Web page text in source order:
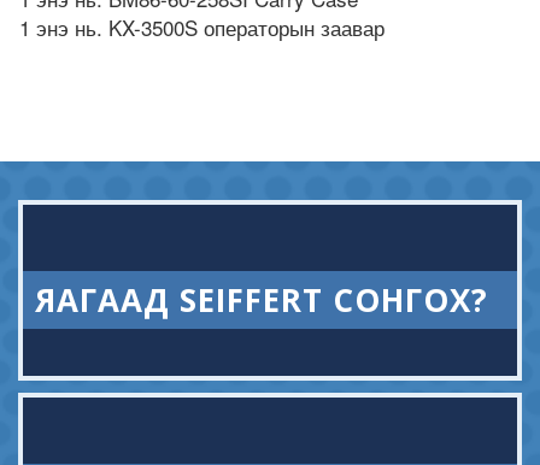
1 энэ нь. KX-3500S операторын заавар
ЯАГААД SEIFFERT СОНГОХ?